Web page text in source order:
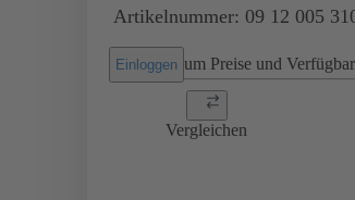
Artikelnummer: 09 12 005
Einloggen um Preise und
Vergleichen